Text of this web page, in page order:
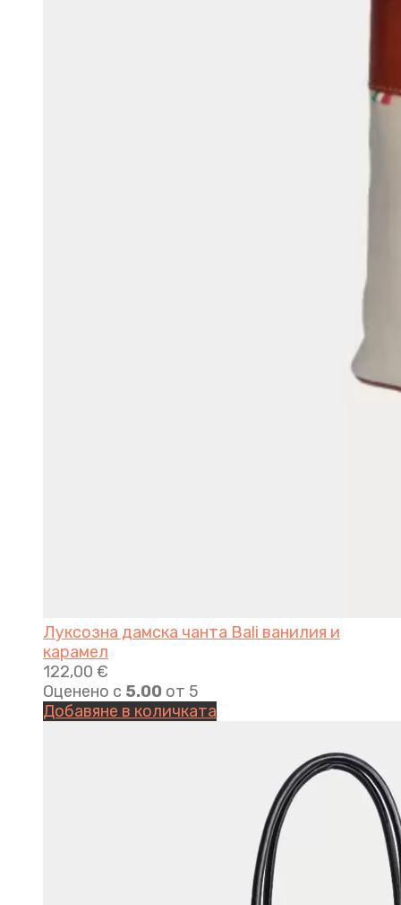
Луксозна дамска чанта Bali ванилия и
карамел
122,00 €
Оценено с 5.00 от 5
Добавяне в количката